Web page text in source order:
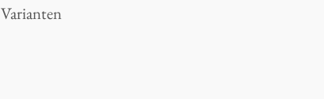
Varianten